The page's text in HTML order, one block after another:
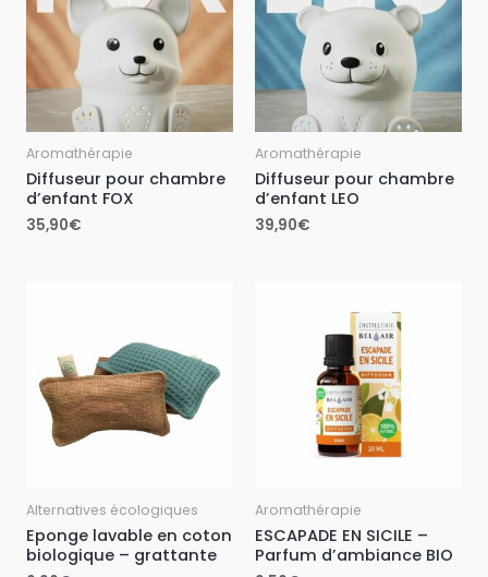
Aromathérapie
Diffuseur pour chambre
d’enfant FOX
35,90€
Aromathérapie
Diffuseur pour chambre
d’enfant LEO
39,90€
Alternatives écologiques
Eponge lavable en coton
biologique – grattante
Aromathérapie
ESCAPADE EN SICILE –
Parfum d’ambiance BIO